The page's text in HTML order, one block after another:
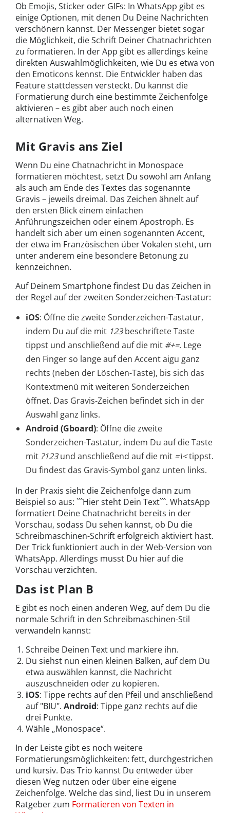
Ob Emojis, Sticker oder GIFs: In WhatsApp gibt es
einige Optionen, mit denen Du Deine Nachrichten
verschönern kannst. Der Messenger bietet sogar
die Möglichkeit, die Schrift Deiner Chatnachrichten
zu formatieren. In der App gibt es allerdings keine
direkten Auswahlmöglichkeiten, wie Du es etwa von
den Emoticons kennst. Die Entwickler haben das
Feature stattdessen versteckt. Du kannst die
Formatierung durch eine bestimmte Zeichenfolge
aktivieren – es gibt aber auch noch einen
alternativen Weg.
Mit Gravis ans Ziel
Wenn Du eine Chatnachricht in Monospace
formatieren möchtest, setzt Du sowohl am Anfang
als auch am Ende des Textes das sogenannte
Gravis – jeweils dreimal. Das Zeichen ähnelt auf
den ersten Blick einem einfachen
Anführungszeichen oder einem Apostroph. Es
handelt sich aber um einen sogenannten Accent,
der etwa im Französischen über Vokalen steht, um
unter anderem eine besondere Betonung zu
kennzeichnen.
Auf Deinem Smartphone findest Du das Zeichen in
der Regel auf der zweiten Sonderzeichen-Tastatur:
iOS: Öffne die zweite Sonderzeichen-Tastatur,
indem Du auf die mit 123beschriftete Taste
tippst und anschließend auf die mit #+=. Lege
den Finger so lange auf den Accent aigu ganz
rechts (neben der Löschen-Taste), bis sich das
Kontextmenü mit weiteren Sonderzeichen
öffnet. Das Gravis-Zeichen befindet sich in der
Auswahl ganz links.
Android (Gboard): Öffne die zweite
Sonderzeichen-Tastatur, indem Du auf die Taste
mit ?123und anschließend auf die mit =\<tippst.
Du findest das Gravis-Symbol ganz unten links.
In der Praxis sieht die Zeichenfolge dann zum
Beispiel so aus: ```Hier steht Dein Text```. WhatsApp
formatiert Deine Chatnachricht bereits in der
Vorschau, sodass Du sehen kannst, ob Du die
Schreibmaschinen-Schrift erfolgreich aktiviert hast.
Der Trick funktioniert auch in der Web-Version von
WhatsApp. Allerdings musst Du hier auf die
Vorschau verzichten.
Das ist Plan B
E gibt es noch einen anderen Weg, auf dem Du die
normale Schrift in den Schreibmaschinen-Stil
verwandeln kannst:
Schreibe Deinen Text und markiere ihn.
Du siehst nun einen kleinen Balken, auf dem Du
etwa auswählen kannst, die Nachricht
auszuschneiden oder zu kopieren.
iOS: Tippe rechts auf den Pfeil und anschließend
auf "BIU". Android: Tippe ganz rechts auf die
drei Punkte.
Wähle „Monospace“.
In der Leiste gibt es noch weitere
Formatierungsmöglichkeiten: fett, durchgestrichen
und kursiv. Das Trio kannst Du entweder über
diesen Weg nutzen oder über eine eigene
Zeichenfolge. Welche das sind, liest Du in unserem
Ratgeber zum Formatieren von Texten in